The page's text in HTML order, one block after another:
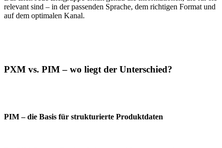
relevant sind – in der passenden Sprache, dem richtigen Format und
auf dem optimalen Kanal.
PXM vs. PIM – wo liegt der Unterschied?
PIM – die Basis für strukturierte Produktdaten